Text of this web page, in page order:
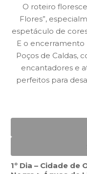
O roteiro
Flores”,
espetáculo de
E o encerramento
Poços de Caldas,
encantadores e
perfeitos para
1º Dia – Cidade de